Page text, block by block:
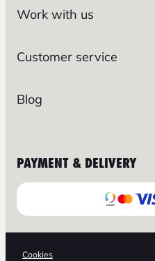
Work with us
Customer service
Blog
PAYMENT & DELIVERY
Cookies